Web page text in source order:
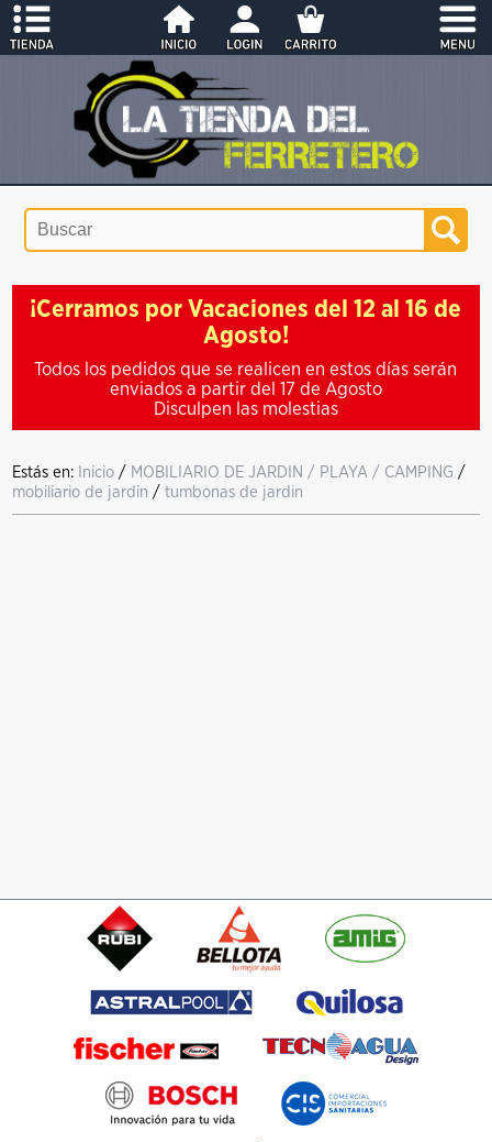
¡Cerramos por Vacaciones del 12 al 16 de
Agosto!
Todos los pedidos que se realicen en estos días serán
enviados a partir del 17 de Agosto
Disculpen las molestias
Estás en: Inicio / MOBILIARIO DE JARDIN / PLAYA / CAMPING /
mobiliario de jardin /tumbonas de jardin